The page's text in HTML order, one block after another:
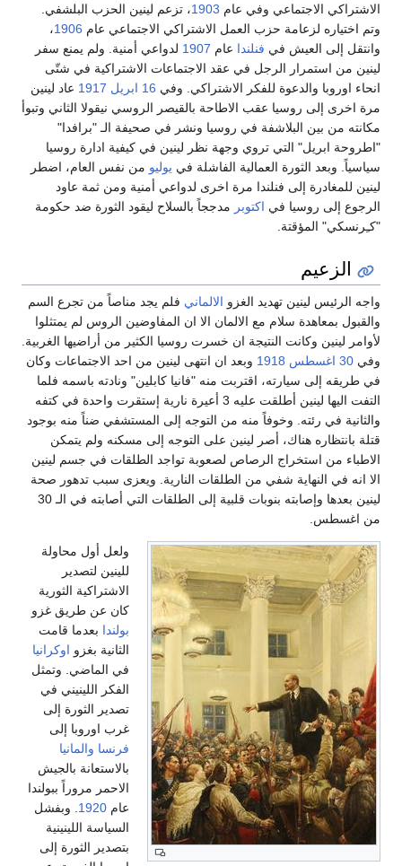
الاشتراكي الاجتماعي وفي عام 1903، تزعم لينين الحزب البلشفي.
وتم اختياره لزعامة حزب العمل الاشتراكي الاجتماعي عام 1906،
وانتقل إلى العيش في فنلندا عام 1907 لدواعي أمنية. ولم يمنع سفر
لينين من استمرار الرجل في عقد الاجتماعات الاشتراكية في شتّى
انحاء اوروبا والدعوة للفكر الاشتراكي. وفي 16 ابريل 1917 عاد لينين
مرة اخرى إلى روسيا عقب الاطاحة بالقيصر الروسي نيقولا الثاني وتبوأ
مكانته من بين البلاشفة في روسيا ونشر في صحيفة الـ "برافدا"
"اطروحة ابريل" التي تروي وجهة نظر لينين في كيفية ادارة روسيا
سياسياً. وبعد الثورة العمالية الفاشلة في يوليو من نفس العام، اضطر
لينين للمغادرة إلى فنلندا مرة اخرى لدواعي أمنية ومن ثمة عاود
الرجوع إلى روسيا في اكتوبر مدججاً بالسلاح ليقود الثورة ضد حكومة
"كـِرنسكي" المؤقتة.
الزعيم
واجه الرئيس لينين تهديد الغزو الالماني فلم يجد مناصاً من تجرع السم
والقبول بمعاهدة سلام مع الالمان الا ان المفاوضين الروس لم يمتثلوا
لأوامر لينين وكانت النتيجة ان خسرت روسيا الكثير من أراضيها الغربية.
وفي 30 اغسطس 1918 وبعد ان انتهى لينين من احد الاجتماعات وكان
في طريقه إلى سيارته، اقتربت منه "فانيا كابلين" ونادته باسمه فلما
التفت اليها لينين أطلقت عليه 3 أعيرة نارية إستقرت واحدة في كتفه
والثانية في رئته. وخوفاً منه من التوجه إلى المستشفي ضناً منه بوجود
قتلة بانتظاره هناك، أصر لينين على التوجه إلى مسكنه ولم يتمكن
الاطباء من استخراج الرصاص لصعوبة تواجد الطلقات في جسم لينين
الا انه في النهاية شفي من الطلقات النارية. ويعزى سبب تدهور صحة
لينين بعدها وإصابته بنوبات قلبية إلى الطلقات التي أصابته في الـ 30
من اغسطس.
ولعل أول محاولة
للينين لتصدير
الاشتراكية الثورية
كان عن طريق غزو
بولندا بعدما قامت
الثانية بغزو اوكرانيا
في الماضي. وتمثل
الفكر اللينيني في
تصدير الثورة إلى
غرب اوروبا إلى
فرنسا والمانيا
بالاستعانة بالجيش
الاحمر مروراً ببولندا
عام 1920 . وبفشل
السياسة اللينينية
بتصدير الثورة إلى